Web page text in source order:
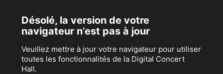
Désolé, la version de votre
navigateur n’est pas à jour
Veuillez mettre à jour votre navigateur pour utiliser
toutes les fonctionnalités de la Digital Concert
Hall.